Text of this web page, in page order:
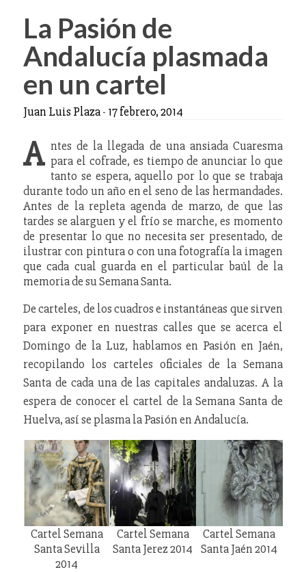
La Pasión de
Andalucía plasmada
en un cartel
Juan Luis Plaza- 17 febrero, 2014
A ntes de la llegada de una ansiada Cuaresma
para el cofrade, es tiempo de anunciar lo que
tanto se espera, aquello por lo que se trabaja
durante todo un año en el seno de las hermandades.
Antes de la repleta agenda de marzo, de que las
tardes se alarguen y el frío se marche, es momento
de presentar lo que no necesita ser presentado, de
ilustrar con pintura o con una fotografía la imagen
que cada cual guarda en el particular baúl de la
memoria de su Semana Santa.
De carteles, de los cuadros e instantáneas que sirven
para exponer en nuestras calles que se acerca el
Domingo de la Luz, hablamos en Pasión en Jaén,
recopilando los carteles oficiales de la Semana
Santa de cada una de las capitales andaluzas. A la
espera de conocer el cartel de la Semana Santa de
Huelva, así se plasma la Pasión en Andalucía.
Cartel Semana
Santa Sevilla
2014
Cartel Semana
Santa Jerez 2014
Cartel Semana
Santa Jaén 2014